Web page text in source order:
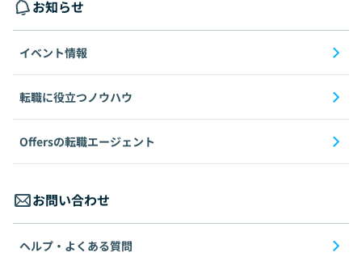
お知らせ
イベント情報
転職に役立つノウハウ
Offersの転職エージェント
お問い合わせ
ヘルプ・よくある質問